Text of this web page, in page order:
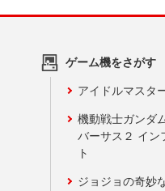
ゲーム機をさがす
アイドルマスタ
機動戦士ガンダ
バーサス２ イン
ト
ジョジョの奇妙